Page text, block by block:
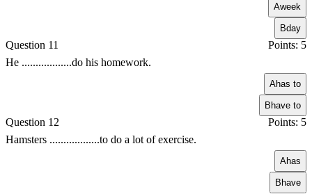
Aweek
Bday
Question 11
Points: 5
He ..................do his homework.
Ahas to
Bhave to
Question 12
Points: 5
Hamsters ..................to do a lot of exercise.
Ahas
Bhave